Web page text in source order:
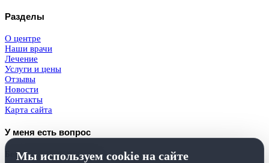
Разделы
О центре
Наши врачи
Лечение
Услуги и цены
Отзывы
Новости
Контакты
Карта сайта
У меня есть вопрос
Бесплатная консультация
Мы используем cookie на сайте